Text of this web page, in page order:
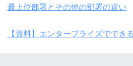
最上位部署とその他の部署の違い
【資料】エンタープライズででき